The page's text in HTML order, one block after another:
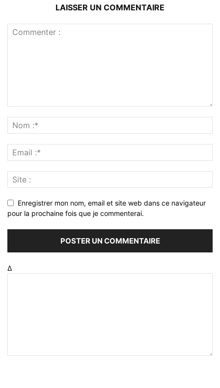
LAISSER UN COMMENTAIRE
Enregistrer mon nom, email et site web dans ce navigateur
pour la prochaine fois que je commenterai.
Δ